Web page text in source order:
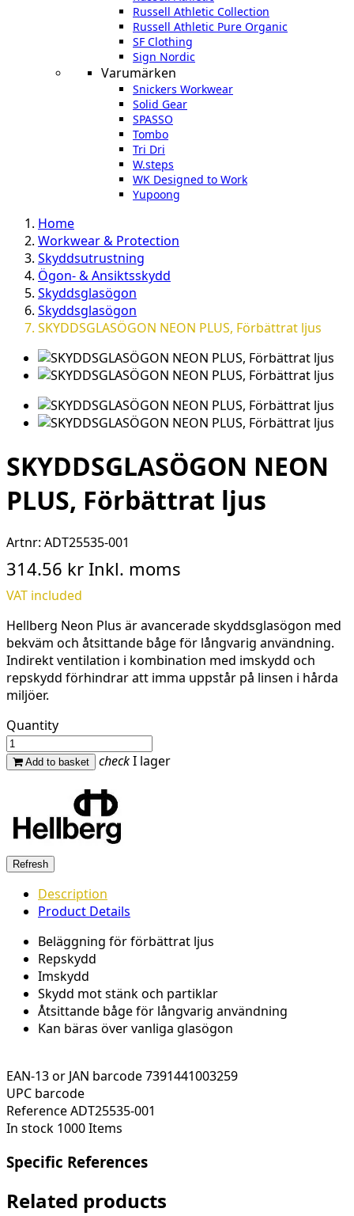
Russell Athletic Collection
Russell Athletic Pure Organic
SF Clothing
Sign Nordic
Varumärken
Snickers Workwear
Solid Gear
SPASSO
Tombo
Tri Dri
W.steps
WK Designed to Work
Yupoong
Home
Workwear & Protection
Skyddsutrustning
Ögon- & Ansiktsskydd
Skyddsglasögon
Skyddsglasögon
SKYDDSGLASÖGON NEON PLUS, Förbättrat ljus
SKYDDSGLASÖGON NEON
PLUS, Förbättrat ljus
Artnr: ADT25535-001
314.56 kr Inkl. moms
VAT included
Hellberg Neon Plus är avancerade skyddsglasögon med
bekväm och åtsittande båge för långvarig användning.
Indirekt ventilation i kombination med imskydd och
repskydd förhindrar att imma uppstår på linsen i hårda
miljöer.
Quantity
Add to basket checkI lager
Description
Product Details
Beläggning för förbättrat ljus
Repskydd
Imskydd
Skydd mot stänk och partiklar
Åtsittande båge för långvarig användning
Kan bäras över vanliga glasögon
EAN-13 or JAN barcode7391441003259
UPC barcode
ReferenceADT25535-001
In stock 1000 Items
Specific References
Related products